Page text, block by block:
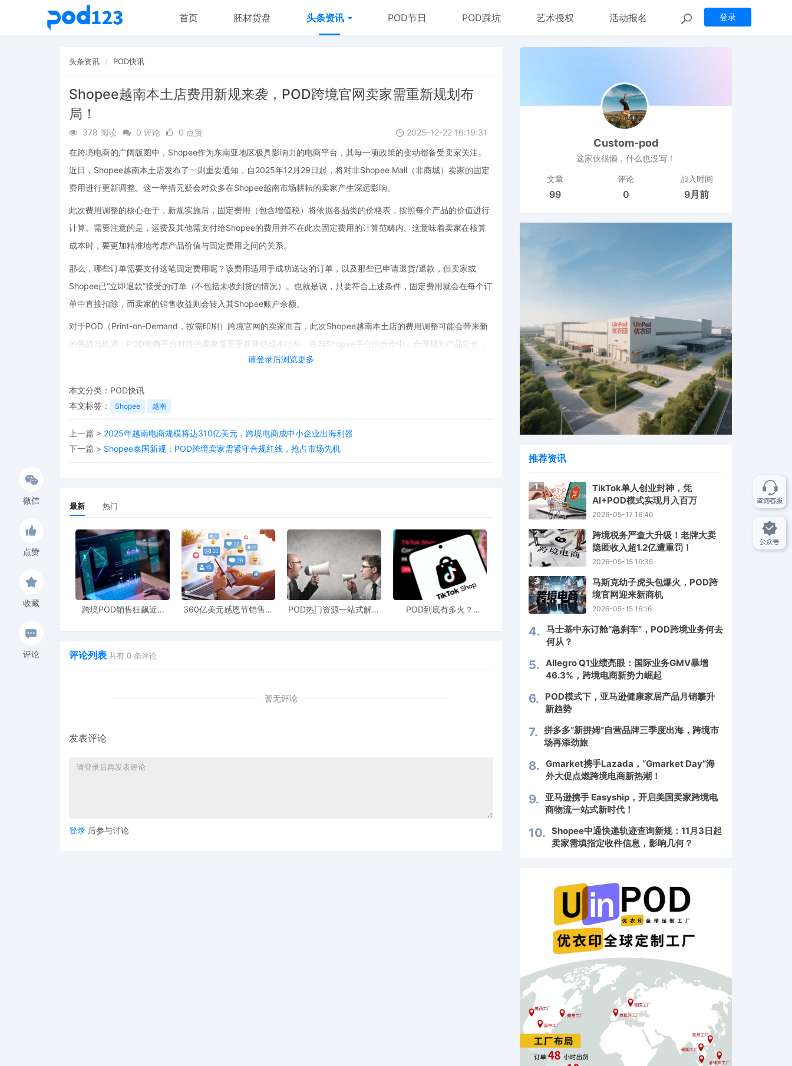
登录
首页 胚材货盘 头条资讯 POD节日 POD踩坑 艺术授权 活动报名
头条资讯 POD快讯
Shopee越南本土店费用新规来袭，POD跨境官网卖家需重新规划布
局！
378 阅读 0 评论 0 点赞 2025-12-22 16:19:31
请登录后浏览更多
在跨境电商的广阔版图中，Shopee作为东南亚地区极具影响力的电商平台，其每一项政策的变动都备受卖家关注。
近日，Shopee越南本土店发布了一则重要通知，自2025年12月29日起，将对非Shopee Mall（非商城）卖家的固定
费用进行更新调整。这一举措无疑会对众多在Shopee越南市场耕耘的卖家产生深远影响。
此次费用调整的核心在于，新规实施后，固定费用（包含增值税）将依据各品类的价格表，按照每个产品的价值进行
计算。需要注意的是，运费及其他需支付给Shopee的费用并不在此次固定费用的计算范畴内。这意味着卖家在核算
成本时，要更加精准地考虑产品价值与固定费用之间的关系。
那么，哪些订单需要支付这笔固定费用呢？该费用适用于成功送达的订单，以及那些已申请退货/退款，但卖家或
Shopee已“立即退款”接受的订单（不包括未收到货的情况）。也就是说，只要符合上述条件，固定费用就会在每个订
单中直接扣除，而卖家的销售收益则会转入其Shopee账户余额。
对于POD（Print-on-Demand，按需印刷）跨境官网的卖家而言，此次Shopee越南本土店的费用调整可能会带来新
的挑战与机遇。POD电商平台对接的卖家需要重新评估成本结构，在与Shopee平台的合作中，合理规划产品定价，
以应对固定费用的变化。同时，POD文案创作也可以根据这一政策调整，突出产品的价值与优势，吸引更多消费者，
在跨境电商竞争日益激烈的今天，卖家们需要时刻关注平台政策的变化，及时做出调整。Shopee越南本土店此次对
跟。
微信
点赞
收藏
评论
本文分类： POD快讯
本文标签：
Shopee 越南
上一篇 > 2025年越南电商规模将达310亿美元，跨境电商成中小企业出海利器
下一篇 > Shopee泰国新规：POD跨境卖家需紧守合规红线，抢占市场先机
最新 热门
跨境POD销售狂飙近5
360亿美元感恩节销售额
POD热门资源一站式解决
POD到底有多火？
评论列表 共有 0 条评论
暂无评论
发表评论
登录 后参与讨论
Custom-pod
这家伙很懒，什么也没写！
文章
99
评论
0
加入时间
9月前
推荐资讯
1
TikTok单人创业封神，凭
AI+POD模式实现月入百万
2026-05-17 16:40
2
跨境税务严查大升级！老牌大卖
隐匿收入超1.2亿遭重罚！
2026-05-15 16:35
3
马斯克幼子虎头包爆火，POD跨
境官网迎来新商机
2026-05-15 16:16
4. 马士基中东订舱“急刹车”，POD跨境业务何去
何从？
5. Allegro Q1业绩亮眼：国际业务GMV暴增
46.3%，跨境电商新势力崛起
6.
POD模式下，亚马逊健康家居产品月销攀升
新趋势
7. 拼多多“新拼姆”自营品牌三季度出海，跨境市
场再添劲旅
8. Gmarket携手Lazada，“Gmarket Day”海
外大促点燃跨境电商新热潮！
9. 亚马逊携手 Easyship，开启美国卖家跨境电
商物流一站式新时代！
10. Shopee中通快递轨迹查询新规：11月3日起
卖家需填指定收件信息，影响几何？